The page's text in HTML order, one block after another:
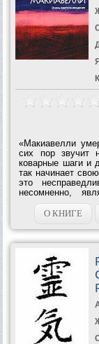
«Макиавелли
сих пор звучит
коварные шаги и
так начинает
это
несомненно,
работы:
Ливия» иО КНИГЕ